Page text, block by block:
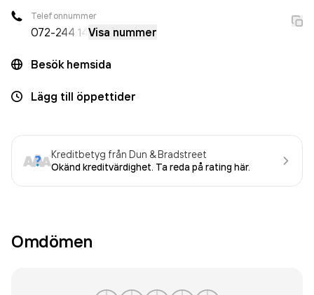
Telefonnummer
072-244 14 Visa nummer
Besök hemsida
Lägg till öppettider
Kreditbetyg från Dun & Bradstreet
Okänd kreditvärdighet. Ta reda på rating här.
Omdömen